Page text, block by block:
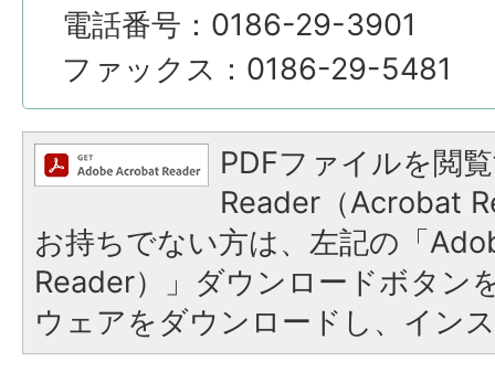
電話番号：0186-29-3901
ファックス：0186-29-5481
PDFファイルを閲
Reader（Acrobat
お持ちでない方は、左記の「
Reader）」ダウンロードボタン
ウェアをダウンロードし、イン